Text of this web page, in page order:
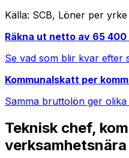
Källa: SCB, Löner per yrke
Räkna ut netto av 65 400
Se vad som blir kvar efter
Kommunalskatt per
Samma bruttolön ger
Teknisk chef,